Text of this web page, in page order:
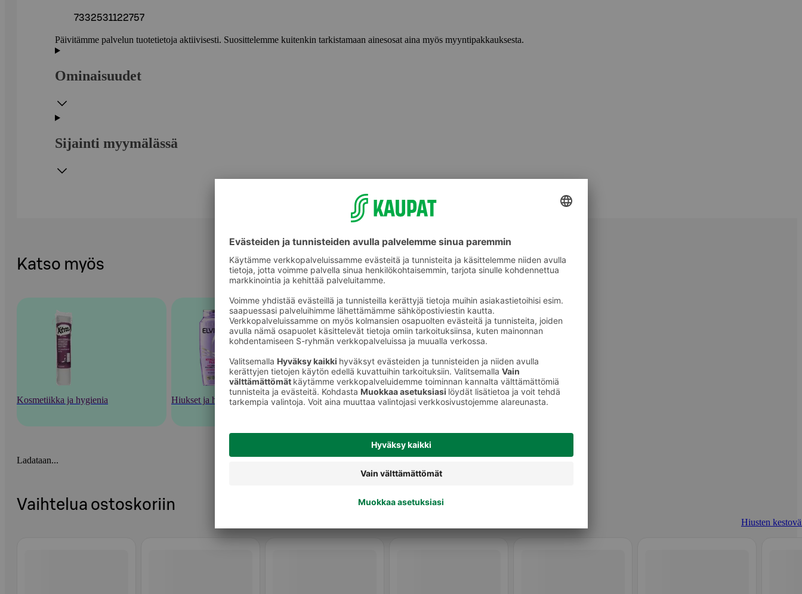
7332531122757
Päivitämme palvelun tuotetietoja aktiivisesti. Suosittelemme kuitenkin tarkistamaan ainesosat aina myös myyntipakkauksesta.
Ominaisuudet
Sijainti myymälässä
Katso myös
Kosmetiikka ja hygienia Hiukset ja hiustenhoito Hiusten kestovärit
Ladataan...
Vaihtelua ostoskoriin
Hiusten